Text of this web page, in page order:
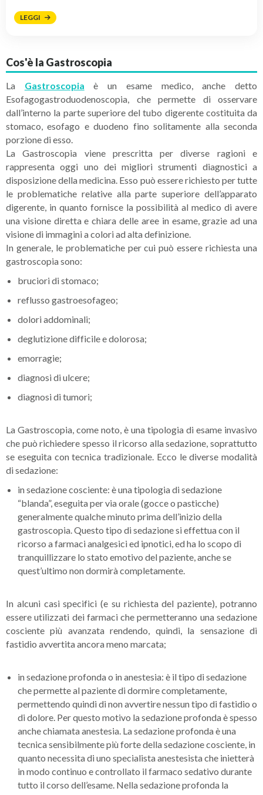
LEGGI
Cos'è la Gastroscopia
La Gastroscopia è un esame medico, anche detto
Esofagogastroduodenoscopia, che permette di osservare
dall’interno la parte superiore del tubo digerente costituita da
stomaco, esofago e duodeno fino solitamente alla seconda
porzione di esso.
La Gastroscopia viene prescritta per diverse ragioni e
rappresenta oggi uno dei migliori strumenti diagnostici a
disposizione della medicina. Esso può essere richiesto per tutte
le problematiche relative alla parte superiore dell’apparato
digerente, in quanto fornisce la possibilità al medico di avere
una visione diretta e chiara delle aree in esame, grazie ad una
visione di immagini a colori ad alta definizione.
In generale, le problematiche per cui può essere richiesta una
gastroscopia sono:
bruciori di stomaco;
reflusso gastroesofageo;
dolori addominali;
deglutizione difficile e dolorosa;
emorragie;
diagnosi di ulcere;
diagnosi di tumori;
La Gastroscopia, come noto, è una tipologia di esame invasivo
che può richiedere spesso il ricorso alla sedazione, soprattutto
se eseguita con tecnica tradizionale. Ecco le diverse modalità
di sedazione:
insedazione cosciente: è una tipologia di sedazione
“blanda”, eseguita per via orale (gocce o pasticche)
generalmente qualche minuto prima dell’inizio della
gastroscopia. Questo tipo di sedazione si effettua con il
ricorso a farmaci analgesici ed ipnotici, ed ha lo scopo di
tranquillizzare lo stato emotivo del paziente, anche se
quest’ultimo non dormirà completamente.
In alcuni casi specifici (e su richiesta del paziente), potranno
essere utilizzati dei farmaci che permetteranno una sedazione
cosciente più avanzata rendendo, quindi, la sensazione di
fastidio avvertita ancora meno marcata;
insedazione profonda o in anestesia: è il tipo di sedazione
che permette al paziente di dormire completamente,
permettendo quindi di non avvertire nessun tipo di fastidio o
di dolore. Per questo motivo la sedazione profonda è spesso
anche chiamataanestesia. La sedazione profonda è una
tecnica sensibilmente più forte della sedazione cosciente, in
quanto necessita di uno specialista anestesista che inietterà
in modo continuo e controllato il farmaco sedativo durante
tutto il corso dell’esame. Nella sedazione profonda la